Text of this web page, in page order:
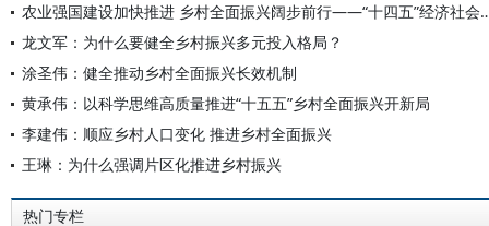
农业强国建设加快推进 乡村全面振
龙文军：为什么要健全乡村振兴多元投入格局？
涂圣伟：健全推动乡村全面振兴长效机制
黄承伟：以科学思维高质量推进“十五五”乡村全面振兴开新局
李建伟：顺应乡村人口变化 推进乡村全面振兴
王琳：为什么强调片区化推进乡村振兴
热门专栏